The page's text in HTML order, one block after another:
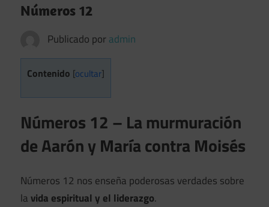
Números 12
Publicado por admin
Contenido [ocultar]
Números 12 – La murmuración
de Aarón y María contra Moisés
Números 12 nos enseña poderosas verdades sobre
lavida espiritual y el liderazgo.